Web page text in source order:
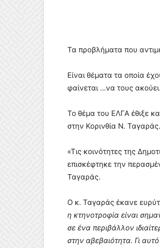
Τα προβλήματα που
Είναι θέματα τα οποία
φαίνεται …να τους ακούει.
Το θέμα του ΕΛΓΑ έθιξε
στην Κορινθία Ν. Ταγαράς.
«Τις κοινότητες της
επισκέφτηκε την
Ταγαράς.
Ο κ. Ταγαράς έκανε
η κτηνοτροφία είναι
σε ένα περιβάλλον
στην αβεβαιότητα. Γι